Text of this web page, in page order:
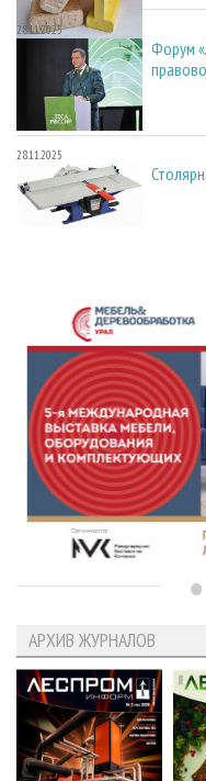
28.11.2025
Форум
28.11.2025
АРХИВ ЖУРНАЛОВ